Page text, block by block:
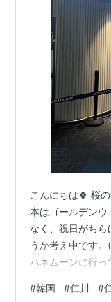
こんにちは🍀 桜
本はゴールデン
なく、祝日がちら
うか考え中です。
ハネムーンに行
で行ったため、無
#韓国 #仁川 #